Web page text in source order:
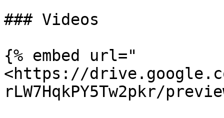
### Videos
{% embed url="
<https://
rLW7HqkPY5Tw2pkr/